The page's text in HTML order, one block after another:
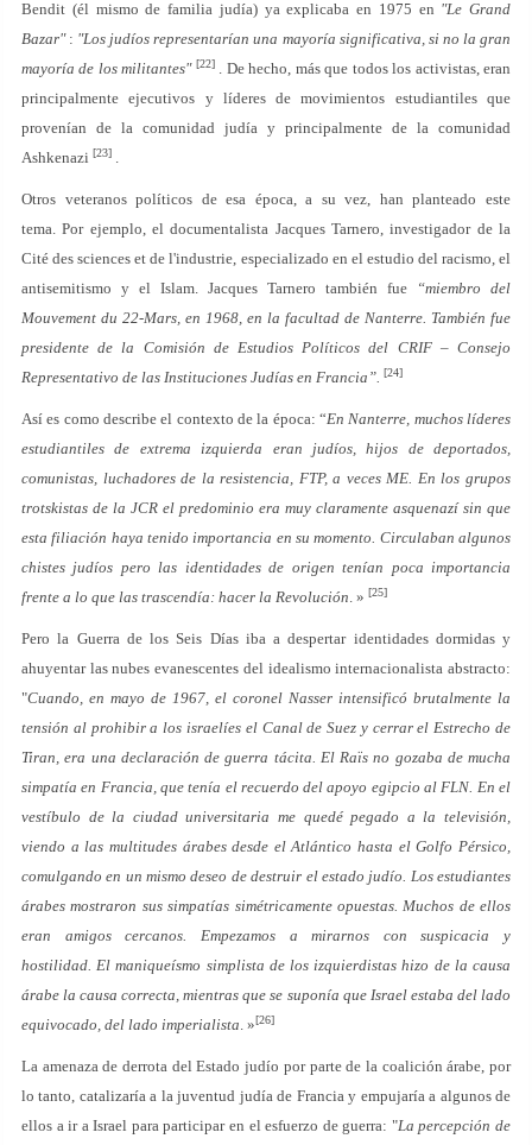
Bendit (él mismo de familia judía) ya explicaba en 1975 en "Le Grand
Bazar": "Los judíos representarían una mayoría significativa, si no la gran
mayoría de los militantes" [22]. De hecho, más que todos los activistas, eran
principalmente ejecutivos y líderes de movimientos estudiantiles que
provenían de la comunidad judía y principalmente de la comunidad
Ashkenazi [23] .
Otros veteranos políticos de esa época, a su vez, han planteado este
tema. Por ejemplo, el documentalista Jacques Tarnero, investigador de la
Cité des sciences et de l'industrie, especializado en el estudio del racismo, el
antisemitismo y el Islam. Jacques Tarnero también fue
“miembro del
Mouvement du 22-Mars, en 1968, en la facultad de Nanterre. También fue
presidente de la Comisión de Estudios Políticos del CRIF – Consejo
Representativo de las Instituciones Judías en Francia”. [24]
Así es como describe el contexto de la época: “En Nanterre, muchos líderes
estudiantiles de extrema izquierda eran judíos, hijos de deportados,
comunistas, luchadores de la resistencia, FTP, a veces ME. En los grupos
trotskistas de la JCR el predominio era muy claramente asquenazí sin que
esta filiación haya tenido importancia en su momento. Circulaban algunos
chistes judíos pero las identidades de origen tenían poca importancia
frente a lo que las trascendía: hacer la Revolución. » [25]
Pero la Guerra de los Seis Días iba a despertar identidades dormidas y
ahuyentar las nubes evanescentes del idealismo internacionalista abstracto:
"Cuando, en mayo de 1967, el coronel Nasser intensificó brutalmente la
tensión al prohibir a los israelíes el Canal de Suez y cerrar el Estrecho de
Tiran, era una declaración de guerra tácita. El Raïs no gozaba de mucha
simpatía en Francia, que tenía el recuerdo del apoyo egipcio al FLN. En el
vestíbulo de la ciudad universitaria me quedé pegado a la televisión,
viendo a las multitudes árabes desde el Atlántico hasta el Golfo Pérsico,
comulgando en un mismo deseo de destruir el estado judío. Los estudiantes
árabes mostraron sus simpatías simétricamente opuestas. Muchos de ellos
eran amigos cercanos. Empezamos a mirarnos con suspicacia y
hostilidad. El maniqueísmo simplista de los izquierdistas hizo de la causa
árabe la causa correcta, mientras que se suponía que Israel estaba del lado
equivocado, del lado imperialista. »[26]
La amenaza de derrota del Estado judío por parte de la coalición árabe, por
lo tanto, catalizaría a la juventud judía de Francia y empujaría a algunos de
ellos a ir a Israel para participar en el esfuerzo de guerra: "La percepción de